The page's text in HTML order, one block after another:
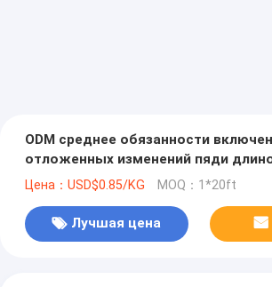
ODM среднее обязанности
отложенных изменений пяди
Цена：USD$0.85/KG MOQ：1*20ft
Лучшая цена